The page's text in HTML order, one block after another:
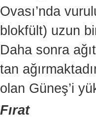
Ovası’nda
blokfült) uzun
Daha sonra
tan
olan Güneş’i
Fırat